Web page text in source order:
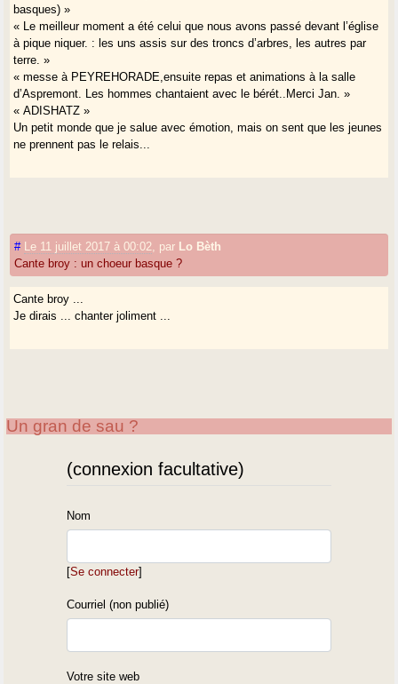
basques) »
« Le meilleur moment a été celui que nous avons passé devant l’église
à pique niquer. : les uns assis sur des troncs d’arbres, les autres par
terre. »
« messe à PEYREHORADE,ensuite repas et animations à la salle
d’Aspremont. Les hommes chantaient avec le bérét..Merci Jan. »
« ADISHATZ »
Un petit monde que je salue avec émotion, mais on sent que les jeunes
ne prennent pas le relais...
# Le 11 juillet 2017 à 00:02 par Lo Bèth
Cante broy : un choeur basque ?
Cante broy ...
Je dirais ... chanter joliment ...
Un gran de sau ?
(connexion facultative)
Nom
[Se connecter]
Courriel (non publié)
Votre site web